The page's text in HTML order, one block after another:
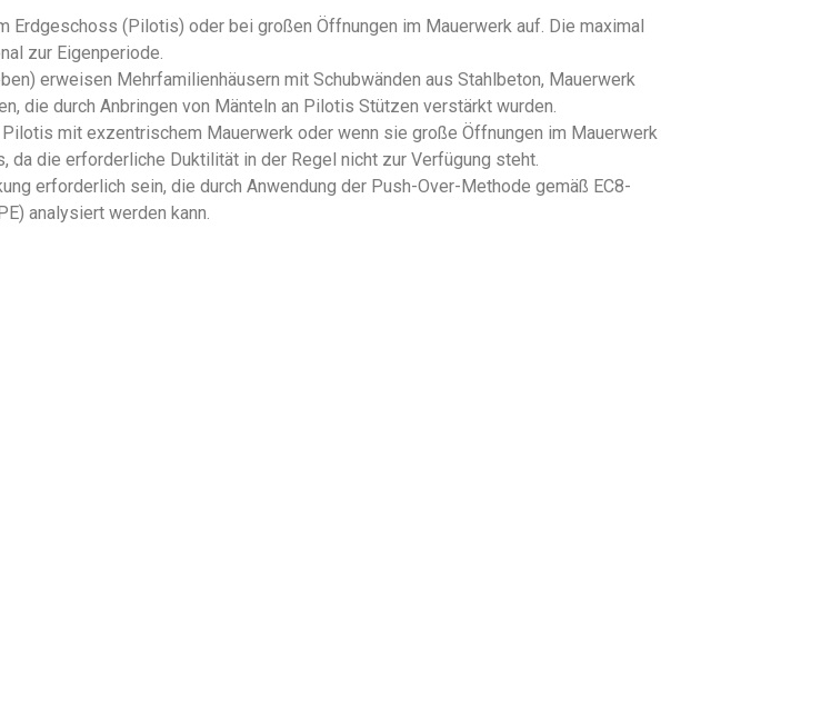
Erdgeschoss (Pilotis) oder bei großen Öffnungen im Mauerwerk auf. Die maximal
zur Eigenperiode.
erweisen Mehrfamilienhäusern mit Schubwänden aus Stahlbeton, Mauerwerk
die durch Anbringen von Mänteln an Pilotis Stützen verstärkt wurden.
mit exzentrischem Mauerwerk oder wenn sie große Öffnungen im Mauerwerk
die erforderliche Duktilität in der Regel nicht zur Verfügung steht.
erforderlich sein, die durch Anwendung der Push-Over-Methode gemäß EC8-
analysiert werden kann.